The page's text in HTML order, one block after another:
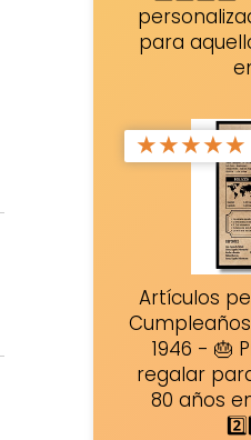
para
★★★★★
Artículos
1946 - 🎂
regalar
80 años